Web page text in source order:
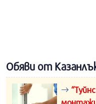
Обяви от